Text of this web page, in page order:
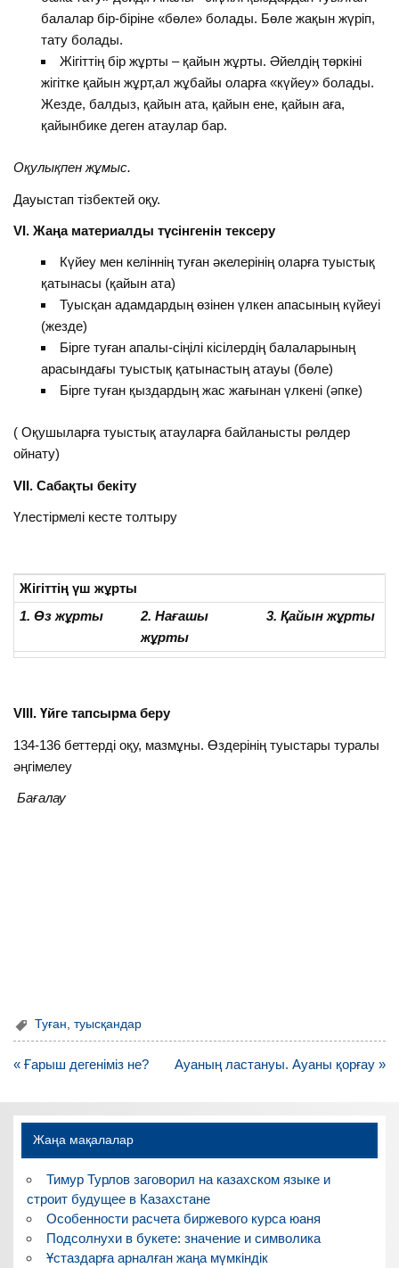
балалар бір-біріне «бөле» болады. Бөле жақын жүріп,
тату болады.
Жігіттің бір жұрты – қайын жұрты. Әйелдің төркіні
жігітке қайын жұрт,ал жұбайы оларға «күйеу» болады.
Жезде, балдыз, қайын ата, қайын ене, қайын аға,
қайынбике деген атаулар бар.
Оқулықпен жұмыс.
Дауыстап тізбектей оқу.
VІ. Жаңа материалды түсінгенін тексеру
Күйеу мен келіннің туған әкелерінің оларға туыстық
қатынасы (қайын ата)
Туысқан адамдардың өзінен үлкен апасының күйеуі
(жезде)
Бірге туған апалы-сіңілі кісілердің балаларының
арасындағы туыстық қатынастың атауы (бөле)
Бірге туған қыздардың жас жағынан үлкені (әпке)
( Оқушыларға туыстық атауларға байланысты рөлдер
ойнату)
VІІ. Сабақты бекіту
Үлестірмелі кесте толтыру
Жігіттің үш жұрты
1. Өз жұрты
2. Нағашы
жұрты
3. Қайын жұрты
VІІІ. Үйге тапсырма беру
134-136 беттерді оқу, мазмұны. Өздерінің туыстары туралы
әңгімелеу
Бағалау
Туған ,туысқандар
Навигация
записям
« Ғарыш дегеніміз не? Ауаның ластануы. Ауаны қорғау »
Жаңа мақалалар
Тимур Турлов заговорил на казахском языке и
строит будущее в Казахстане
Особенности расчета биржевого курса юаня
Подсолнухи в букете: значение и символика
Ұстаздарға арналған жаңа мүмкіндік